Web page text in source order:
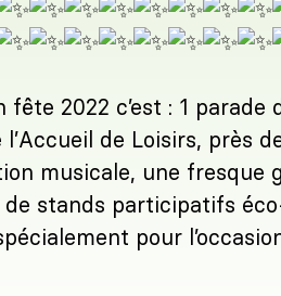
fête 2022 c’est : 1
l’Accueil de Loisirs, près
musicale, une fresque
de stands participatifs
pour